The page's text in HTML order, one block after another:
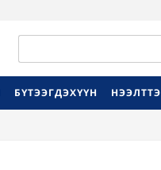
БҮТЭЭГДЭХҮҮН